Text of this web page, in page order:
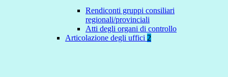
Rendiconti gruppi consiliari
regionali/provinciali
Atti degli organi di controllo
Articolazione degli uffici 2